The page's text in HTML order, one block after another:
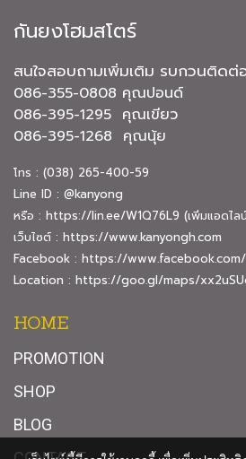
กันยงโฮมสโตร์
สนใจสอบถามเพิ่มเติม รบกวนติดต่
086-355-0808 คุณปอนด์
086-395-1295 คุณเขียว
086-395-1268 คุณนุ้ย
โทร : (038) 265-400-59
Line ID : @kanyong
หรือ : https://lin.ee/W1Q76L9 (เพิ่มแอดไล
เว็บไซต์ : https://www.kanyongh.com
Facebook : https://
Location : https://goo.gl/maps/
HOME
PROMOTION
SHOP
BLOG